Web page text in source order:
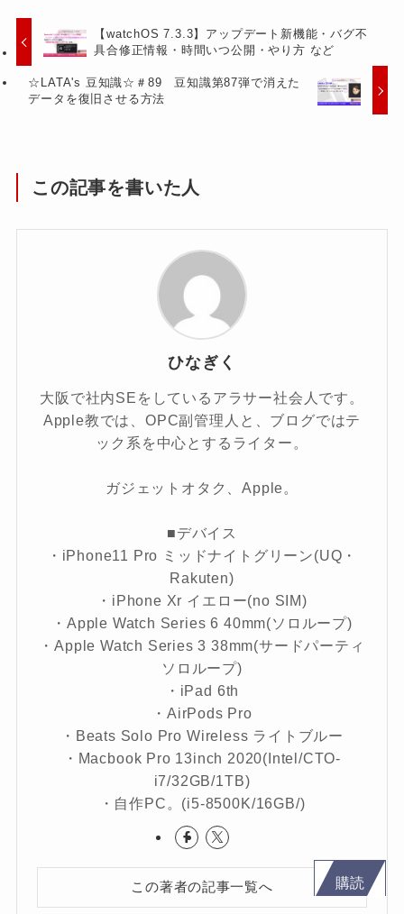
【watchOS 7.3.3】アップデート新機能・バグ不
具合修正情報・時間いつ公開・やり方 など
☆LATA's 豆知識☆＃89 豆知識第87弾で消えた
データを復旧させる方法
この記事を書いた人
ひなぎく
大阪で社内SEをしているアラサー社会人です。
Apple教では、OPC副管理人と、ブログではテ
ック系を中心とするライター。
ガジェットオタク、Apple。
■デバイス
・iPhone11 Pro ミッドナイトグリーン(UQ・
Rakuten)
・iPhone Xr イエロー(no SIM)
・Apple Watch Series 6 40mm(ソロループ)
・Apple Watch Series 3 38mm(サードパーティ
ソロループ)
・iPad 6th
・AirPods Pro
・Beats Solo Pro Wireless ライトブルー
・Macbook Pro 13inch 2020(Intel/CTO-
i7/32GB/1TB)
・自作PC。(i5-8500K/16GB/)
この著者の記事一覧へ 購読